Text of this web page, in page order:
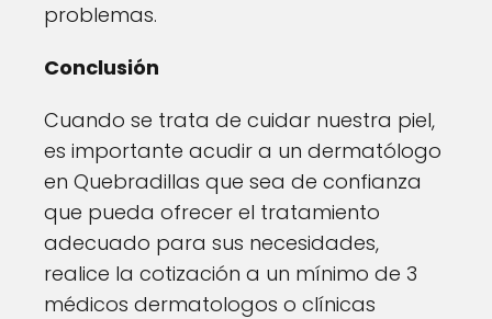
problemas.
Conclusión
Cuando se trata de cuidar nuestra piel,
es importante acudir a un dermatólogo
en Quebradillas que sea de confianza
que pueda ofrecer el tratamiento
adecuado para sus necesidades,
realice la cotización a un mínimo de 3
médicos dermatologos o clínicas